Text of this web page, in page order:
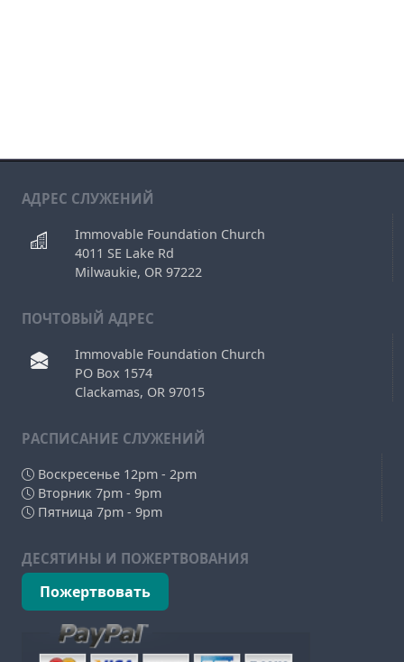
АДРЕС СЛУЖЕНИЙ
Immovable Foundation Church
4011 SE Lake Rd
Milwaukie, OR 97222
ПОЧТОВЫЙ АДРЕС
Immovable Foundation Church
PO Box 1574
Clackamas, OR 97015
РAСПИСАНИЕ СЛУЖЕНИЙ
Воскресенье 12pm - 2pm
Вторник 7pm - 9pm
Пятница 7pm - 9pm
ДЕСЯТИНЫ И ПОЖЕРТВОВАНИЯ
Пожертвовать